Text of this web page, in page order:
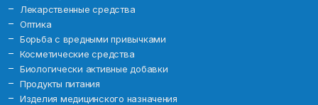
Лекарственные средства
Оптика
Борьба с вредными привычками
Косметические средства
Биологически активные добавки
Продукты питания
Изделия медицинского назначения